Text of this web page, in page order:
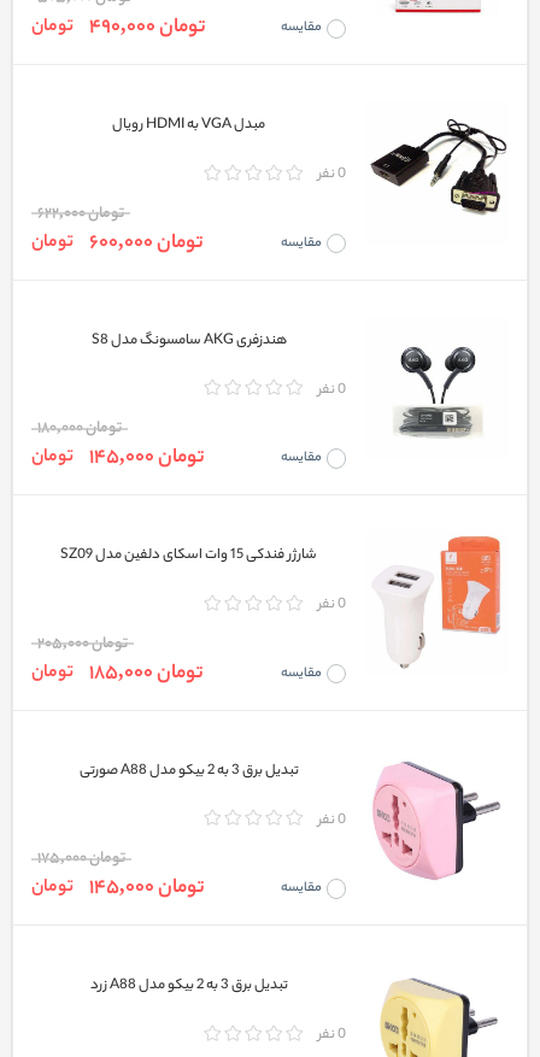
مقایسه تومان 490,000 تومان
مبدل VGA به HDMI رویال
0 نفر
مقایسه
تومان 622,000
تومان 600,000 تومان
هندزفری AKG سامسونگ مدل S8
0 نفر
مقایسه
تومان 180,000
تومان 145,000 تومان
شارژر فندکی 15 وات اسکای دلفین مدل SZ09
0 نفر
مقایسه
تومان 205,000
تومان 185,000 تومان
تبدیل برق 3 به 2 بیکو مدل A88 صورتی
0 نفر
مقایسه
تومان 175,000
تومان 145,000 تومان
تبدیل برق 3 به 2 بیکو مدل A88 زرد
0 نفر